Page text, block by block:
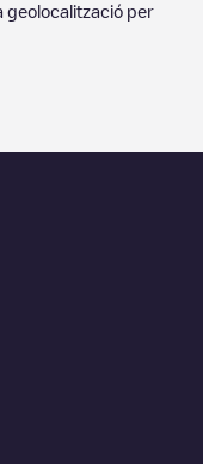
geolocalització per